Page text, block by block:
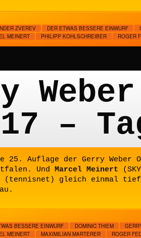
ZVEREV DER ETWAS BESSERE EINWURF
MEINERT PHILIPP KOHLSCHREIBER ROGER
–
25. Auflage der Gerry Weber
Und Marcel Meinert
(tennisnet) gleich einmal
BESSERE EINWURF DOMINIC THIEM
MEINERT MAXIMILIAN MARTERER ROGER